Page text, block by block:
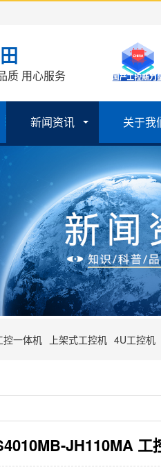
质 用心服务
新闻资讯 关于我
控一体机 上架式工控机 4U工控机
JH110MA 工